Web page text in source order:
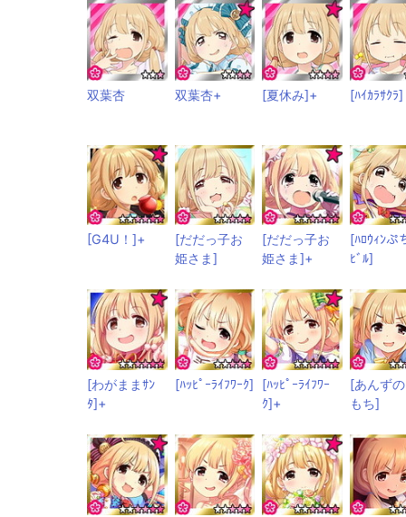
双葉杏 双葉杏+ [夏休み]+ [ﾊｲｶﾗｻｸﾗ]
[G4U！]+
[だだっ子お
姫さま]
[だだっ子お
姫さま]+
[ﾊﾛｳｨﾝぷ
ﾋﾞﾙ]
[わがままｻﾝ
ﾀ]+
[ﾊｯﾋﾟｰﾗｲﾌﾜｰｸ]
[ﾊｯﾋﾟｰﾗｲﾌﾜｰ
ｸ]+
[あんず
もち]